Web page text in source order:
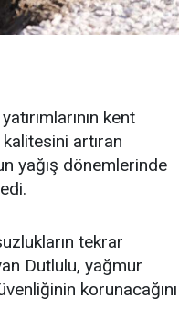
kent
artıran
yağış dönemlerinde
tekrar
Dutlulu, yağmur
korunacağını